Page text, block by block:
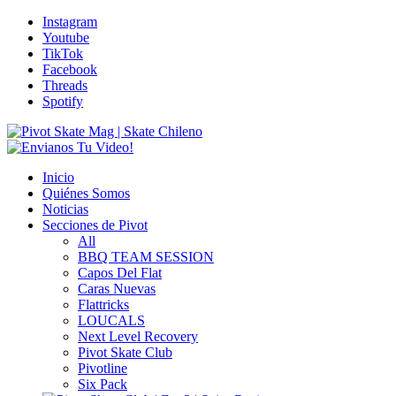
Instagram
Youtube
TikTok
Facebook
Threads
Spotify
Inicio
Quiénes Somos
Noticias
Secciones de Pivot
All
BBQ TEAM SESSION
Capos Del Flat
Caras Nuevas
Flattricks
LOUCALS
Next Level Recovery
Pivot Skate Club
Pivotline
Six Pack